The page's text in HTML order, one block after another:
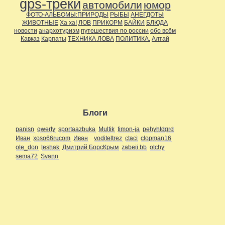
gps-треки автомобили юмор
ФОТО-АЛЬБОМЫ:ПРИРОДЫ РЫБЫ АНЕГДОТЫ
ЖИВОТНЫЕ Ха ха! ЛОВ ПРИКОРМ БАЙКИ БЛЮДА
новости анархотуризм путешествия по россии обо всём
Кавказ Карпаты ТЕХНИКА ЛОВА ПОЛИТИКА. Алтай
Блоги
panisn qwerty sportaazbuka Multik timon-ja pehyhtdgrd
Иван xoso66rucom Иван voditeltrez ctaci clopman16
ole_don leshak Дмитрий БорсКрым zabeii bb olchy
sema72 Svann